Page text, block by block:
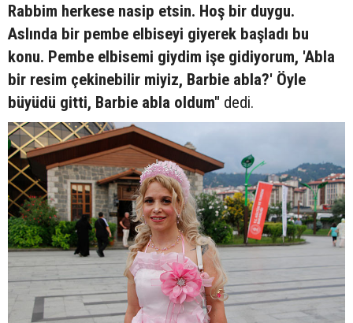
Rabbim herkese nasip etsin. Hoş bir duygu.
Aslında bir pembe elbiseyi giyerek başladı bu
konu. Pembe elbisemi giydim işe gidiyorum, 'Abla
bir resim çekinebilir miyiz, Barbie abla?' Öyle
büyüdü gitti, Barbie abla oldum" dedi.